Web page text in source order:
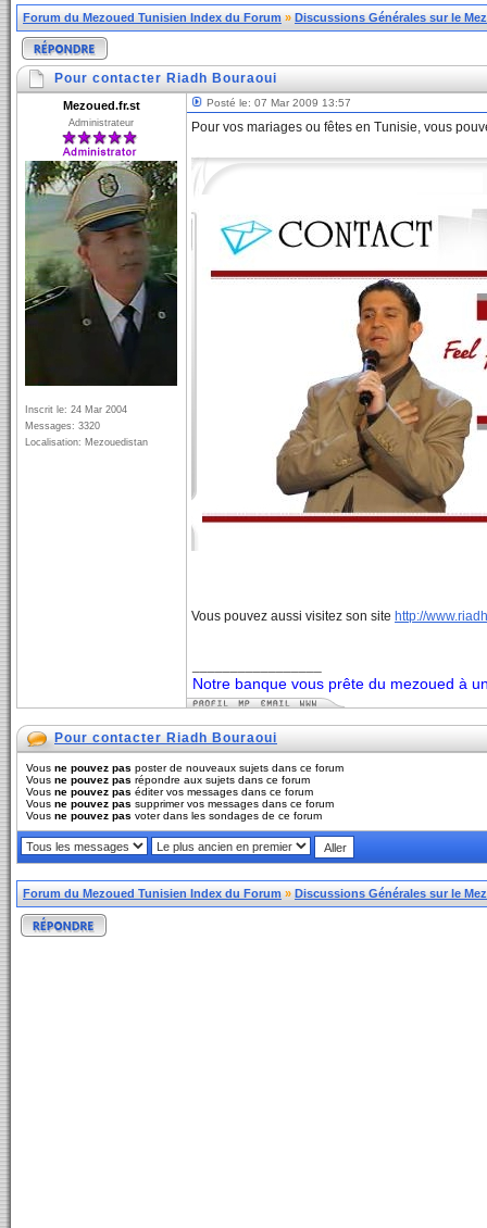
Forum du Mezoued Tunisien Index du Forum » Discussions Générales sur le
Pour contacter Riadh Bouraoui
Mezoued.fr.st
Administrateur
Inscrit le: 24 Mar 2004
Messages: 3320
Localisation: Mezouedistan
Posté le: 07 Mar 2009 13:57
Pour vos mariages ou fêtes en Tunisie, vous
Vous pouvez aussi visitez son site http://
Notre banque vous prête du mezoued à
Pour contacter Riadh Bouraoui
Vous ne pouvez pas poster de nouveaux sujets dans ce forum
Vous ne pouvez pas répondre aux sujets dans ce forum
Vous ne pouvez pas éditer vos messages dans ce forum
Vous ne pouvez pas supprimer vos messages dans ce forum
Vous ne pouvez pas voter dans les sondages de ce forum
Forum du Mezoued Tunisien Index du Forum » Discussions Générales sur le